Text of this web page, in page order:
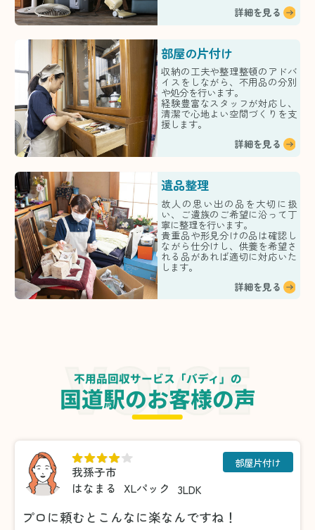
詳細を見る
部屋の片付け
収納の工夫や整理整頓のアドバ
イスをしながら、不用品の分別
や処分を行います。
経験豊富なスタッフが対応し、
清潔で心地よい空間づくりを支
援します。
詳細を見る
遺品整理
故人の思い出の品を大切に扱
い、ご遺族のご希望に沿って丁
寧に整理を行います。
貴重品や形見分けの品は確認し
ながら仕分けし、供養を希望さ
れる品があれば適切に対応いた
します。
詳細を見る
不用品回収サービス「バディ」の
国道駅のお客様の声
我孫子市
はなまる
XLパック 3LDK
部屋片付け
プロに頼むとこんなに楽なんですね！